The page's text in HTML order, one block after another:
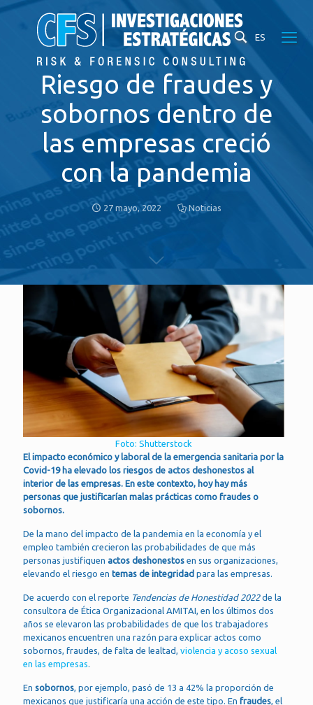
ES
Riesgo de fraudes y
sobornos dentro de
las empresas creció
con la pandemia
27 mayo, 2022 Noticias
Foto: Shutterstock
El impacto económico y laboral de la emergencia sanitaria por la
Covid-19 ha elevado los riesgos de actos deshonestos al
interior de las empresas. En este contexto, hoy hay más
personas que justificarían malas prácticas como fraudes o
sobornos.
De la mano del impacto de la pandemia en la economía y el
empleo también crecieron las probabilidades de que más
personas justifiquen actos deshonestos en sus organizaciones,
elevando el riesgo en temas de integridad para las empresas.
De acuerdo con el reporte Tendencias de Honestidad 2022de la
consultora de Ética Organizacional AMITAI, en los últimos dos
años se elevaron las probabilidades de que los trabajadores
mexicanos encuentren una razón para explicar actos como
sobornos, fraudes, de falta de lealtad, violencia y acoso sexual
en las empresas.
En sobornos, por ejemplo, pasó de 13 a 42% la proporción de
mexicanos que justificaría una acción de este tipo. En fraudes, el